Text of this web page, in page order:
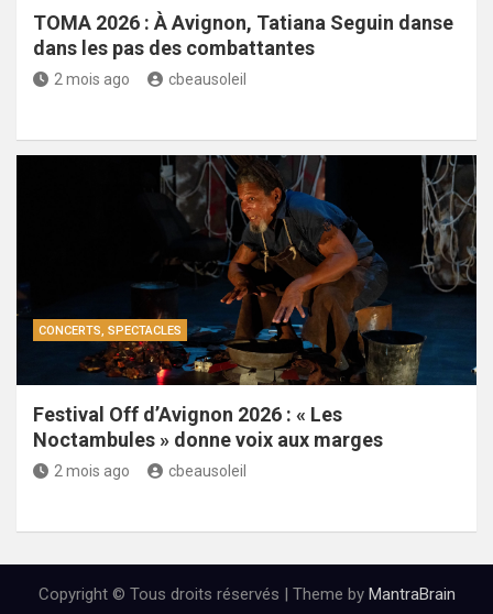
TOMA 2026 : À Avignon, Tatiana Seguin danse
dans les pas des combattantes
2 mois ago cbeausoleil
CONCERTS, SPECTACLES
Festival Off d’Avignon 2026 : « Les
Noctambules » donne voix aux marges
2 mois ago cbeausoleil
Copyright © Tous droits réservés | Theme by MantraBrain